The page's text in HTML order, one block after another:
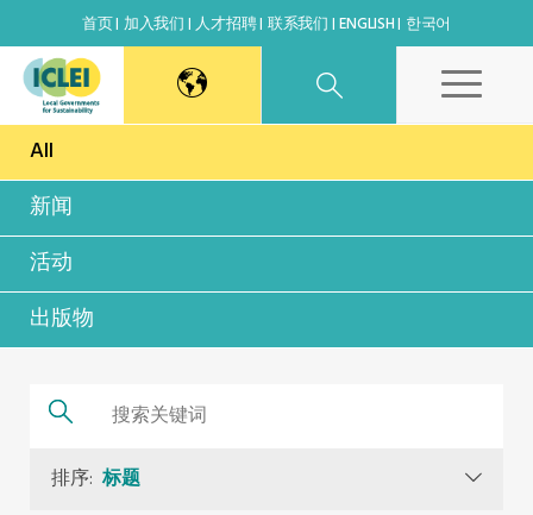
首页 加入我们 人才招聘 联系我们 ENGLISH 한국어
东亚秘书处
韩国办公室
日本办公室
北京代表处
高雄能力建设中心
全球秘书处
All
新闻
活动
出版物
排序: 标题